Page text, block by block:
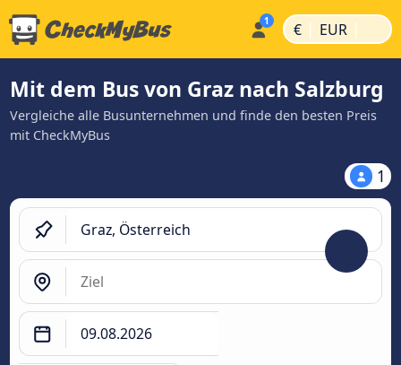
€ | EUR |
Mit dem Bus von Graz nach Salzburg
Vergleiche alle Busunternehmen und finde den besten Preis
mit CheckMyBus
1